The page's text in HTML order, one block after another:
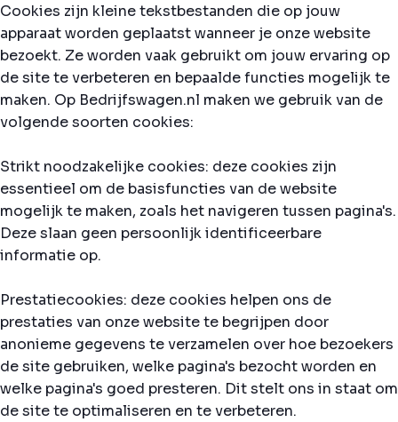
Cookies zijn kleine tekstbestanden die op jouw
apparaat worden geplaatst wanneer je onze website
bezoekt. Ze worden vaak gebruikt om jouw ervaring op
de site te verbeteren en bepaalde functies mogelijk te
maken. Op Bedrijfswagen.nl maken we gebruik van de
volgende soorten cookies:
Strikt noodzakelijke cookies: deze cookies zijn
essentieel om de basisfuncties van de website
mogelijk te maken, zoals het navigeren tussen pagina's.
Deze slaan geen persoonlijk identificeerbare
informatie op.
Prestatiecookies: deze cookies helpen ons de
prestaties van onze website te begrijpen door
anonieme gegevens te verzamelen over hoe bezoekers
de site gebruiken, welke pagina's bezocht worden en
welke pagina's goed presteren. Dit stelt ons in staat om
de site te optimaliseren en te verbeteren.